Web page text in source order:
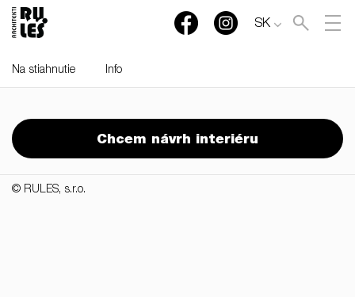
SK
Na stiahnutie Info
Chcem návrh interiéru
RULES, s.r.o., Klincová
37/B, 821 08 Bratislava,
Slovensko
© RULES, s.r.o.